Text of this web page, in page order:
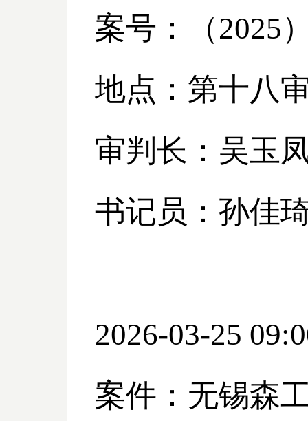
案号：（2025
地点：第十八
审判长：吴玉
书记员：孙佳
2026-03-25
案件：无锡森